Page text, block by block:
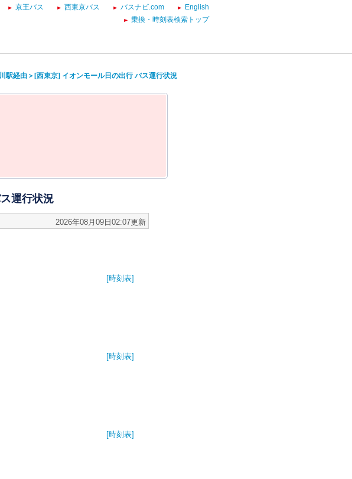
京王バス 西東京バス バスナビ.com
English
乗換・時刻表検索トップ
駅経由＞[西東京] イオンモール日の出行 バス運行状況
運行状況
2026年08月09日02:07更新
[時刻表]
[時刻表]
[時刻表]